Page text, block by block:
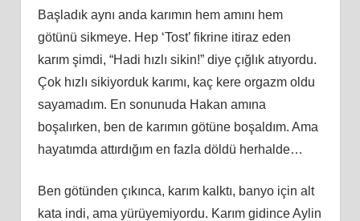
Başladık aynı anda karımın hem amını hem
götünü sikmeye. Hep ‘Tost’ fikrine itiraz eden
karım şimdi, “Hadi hızlı sikin!” diye çığlık atıyordu.
Çok hızlı sikiyorduk karımı, kaç kere orgazm oldu
sayamadım. En sonunuda Hakan amına
boşalırken, ben de karımın götüne boşaldım. Ama
hayatımda attırdığım en fazla döldü herhalde…
Ben götünden çıkınca, karım kalktı, banyo için alt
kata indi, ama yürüyemiyordu. Karım gidince Aylin